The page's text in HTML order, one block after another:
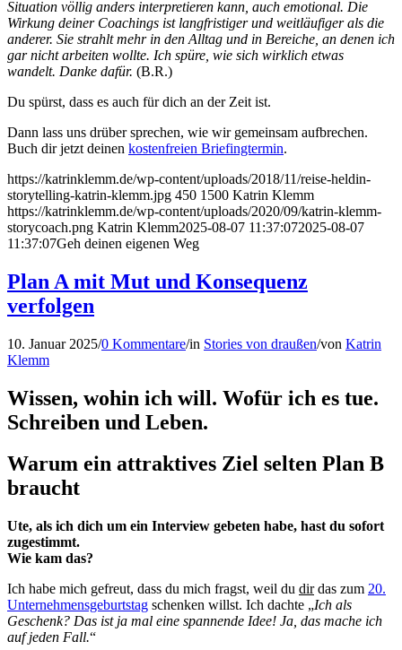
Situation völlig anders interpretieren kann, auch emotional. Die
Wirkung deiner Coachings ist langfristiger und weitläufiger als die
anderer. Sie strahlt mehr in den Alltag und in Bereiche, an denen ich
gar nicht arbeiten wollte. Ich spüre, wie sich wirklich etwas
wandelt. Danke dafür. (B.R.)
Du spürst, dass es auch für dich an der Zeit ist.
Dann lass uns drüber sprechen, wie wir gemeinsam aufbrechen.
Buch dir jetzt deinen kostenfreien Briefingtermin.
https://katrinklemm.de/wp-content/uploads/2018/11/reise-heldin-
storytelling-katrin-klemm.jpg 450 1500 Katrin Klemm
https://katrinklemm.de/wp-content/uploads/2020/09/katrin-klemm-
storycoach.png Katrin Klemm2025-08-07 11:37:072025-08-07
11:37:07Geh deinen eigenen Weg
Plan A mit Mut und Konsequenz
verfolgen
10. Januar 2025/0 Kommentare/in Stories von draußen/von Katrin
Klemm
Wissen, wohin ich will. Wofür ich es tue.
Schreiben und Leben.
Warum ein attraktives Ziel selten Plan B
braucht
Ute, als ich dich um ein Interview gebeten habe, hast du sofort
zugestimmt.
Wie kam das?
Ich habe mich gefreut, dass du mich fragst, weil du dirdas zum 20.
Unternehmensgeburtstag schenken willst. Ich dachte „Ich als
Geschenk? Das ist ja mal eine spannende Idee! Ja, das mache ich
auf jeden Fall.“